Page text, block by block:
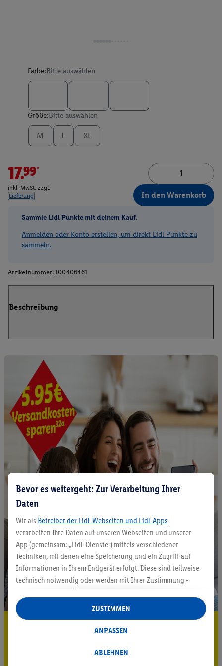
Farbe:Bitte auswählen
Größe:Bitte auswählen
M L XL
17.99*
inkl. MwSt. zzgl.
Lieferung
In den Warenkorb
Sammle Lidl Punkte mit deinem Kauf.
Anmelden oder Konto erstellen, um direkt Lidl Punkte zu
sammeln.
Artikelnummer: 100406461
Beschreibung
5.95 € Versand sparen³²ᵃ
Bevor es weitergeht: Zur Verarbeitung Ihrer
Daten
Wir als Betreiber der Lidl-Webseiten und Lidl-Apps
verarbeiten Ihre Daten auf unseren Webseiten und unserer
App (gemeinsam: „Lidl-Dienste“) mittels verschiedener
Techniken, mit denen eine Speicherung und ein Zugriff auf
Informationen in Ihrem Endgerät erfolgt. Diese sind teilweise
technisch notwendig oder werden mit Ihrer Zustimmung -
auch durch Partner (u.a.
Verantwortliche; im Zusammenhang mit dem IAB TCF
insgesamt
Statistik-Erstellung oder für personalisierte Werbung
Datenverarbeitungen für personalisierte Werbung werden
ABLEHNEN
ANPASSEN
ZUSTIMMEN